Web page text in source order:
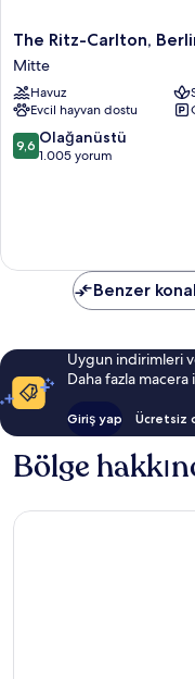
The
Ritz-
Carlton,
Berlin
Mitte
The Ritz-Carlton,
Mitte
Havuz
Evcil hayvan dostu
10
üzerinden
9,6 Olağanüstü
1.005 yorum
Benzer
Uygun indirimleri
Daha fazla
Giriş yap Ücretsiz
Bölge